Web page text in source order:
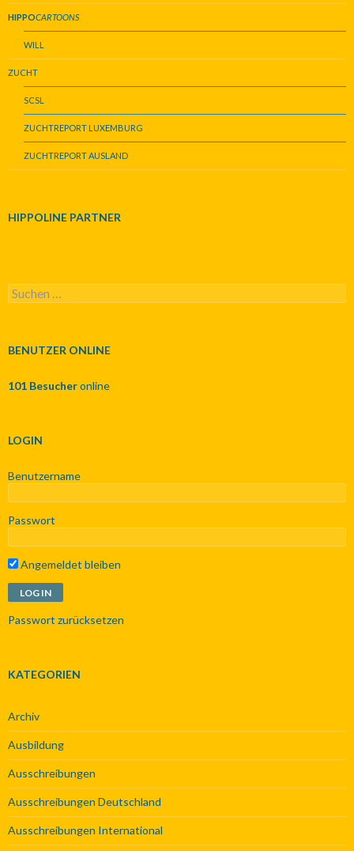
HIPPOCARTOONS
WILL
ZUCHT
SCSL
ZUCHTREPORT LUXEMBURG
ZUCHTREPORT AUSLAND
HIPPOLINE PARTNER
S
u
e
a
BENUTZER ONLINE
101 Besucheronline
LOGIN
Benutzername
Passwort
Angemeldet bleiben
Passwort zurücksetzen
KATEGORIEN
Archiv
Ausbildung
Ausschreibungen
Ausschreibungen Deutschland
Ausschreibungen International